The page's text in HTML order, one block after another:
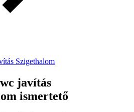
Szigethalom
javítás
ismertető